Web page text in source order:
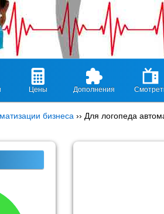
Цены Дополнения
бизнеса ›› Для логопеда